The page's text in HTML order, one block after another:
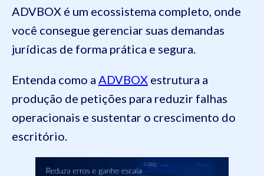
ADVBOX é um ecossistema completo, onde
você consegue gerenciar suas demandas
jurídicas de forma prática e segura.
Entenda como a ADVBOX estrutura a
produção de petições para reduzir falhas
operacionais e sustentar o crescimento do
escritório.